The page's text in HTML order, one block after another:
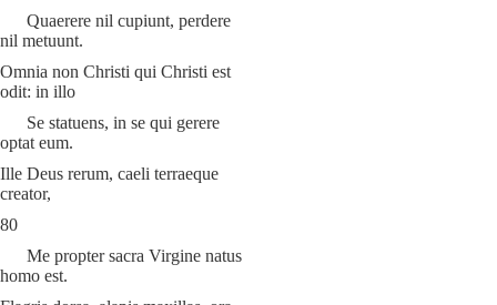
Quaerere nil cupiunt, perdere
nil metuunt.
Omnia non Christi qui Christi est
odit: in illo
Se statuens, in se qui gerere
optat eum.
Ille Deus rerum, caeli terraeque
creator,
80
Me propter sacra Virgine natus
homo est.